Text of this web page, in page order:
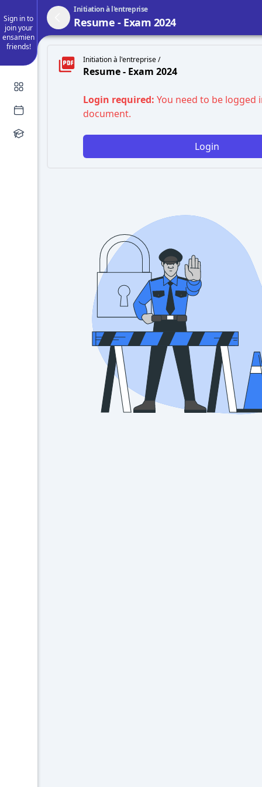
Sign in to
join your
ensamien
friends!
Initiation à l'entreprise
Resume - Exam 2024
Initiation à l'entreprise /
Resume - Exam 2024
Login required: You need to be logged
document.
Login